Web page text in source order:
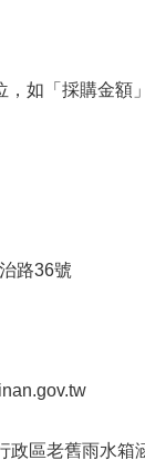
如「採購金額
路36號
政區老舊雨水箱